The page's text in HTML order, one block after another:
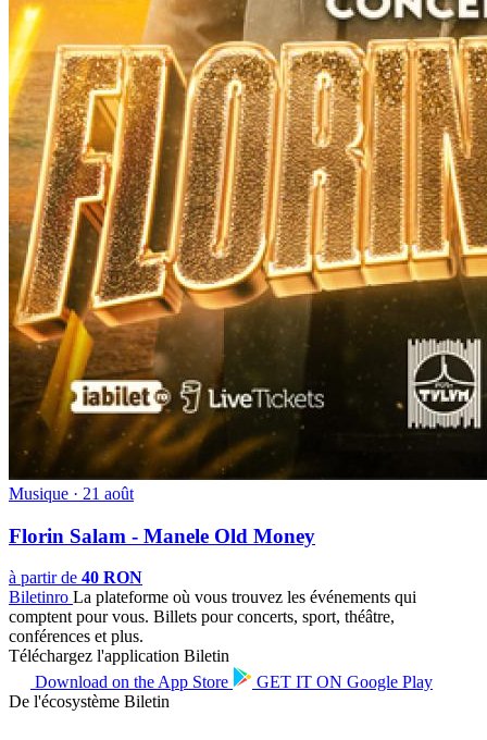
Musique · 21 août
Florin Salam - Manele Old Money
à partir de 40 RON
Biletinro La plateforme où vous trouvez les événements qui
comptent pour vous. Billets pour concerts, sport, théâtre,
conférences et plus.
Téléchargez l'application Biletin
Download on the App Store GET IT ON Google Play
De l'écosystème Biletin